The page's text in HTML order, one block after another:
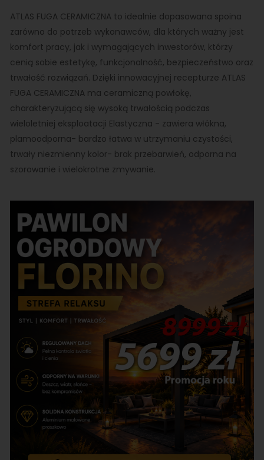
ATLAS FUGA CERAMICZNA to idealnie dopasowana spoina
zarówno do potrzeb wykonawców, dla których ważny jest
komfort pracy, jak i wymagających inwestorów, którzy
cenią sobie estetykę, funkcjonalność, bezpieczeństwo oraz
trwałość rozwiązań. Dzięki innowacyjnej recepturze ATLAS
FUGA CERAMICZNA ma ceramiczną powłokę,
charakteryzującą się wysoką trwałością podczas
wieloletniej eksploatacji Elastyczna - zawiera włókna,
plamoodporna- bardzo łatwa w utrzymaniu czystości,
trwały niezmienny kolor- brak przebarwień, odporna na
szorowanie i wielokrotne zmywanie.